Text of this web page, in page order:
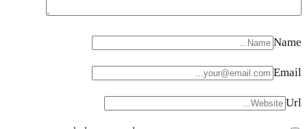
Name
Email
Url